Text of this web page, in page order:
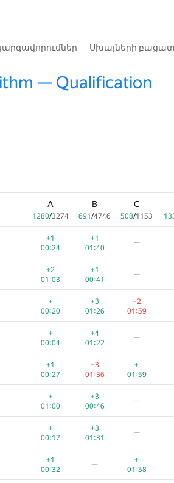
Սխալների
— Qualification
A
1280/3274
B
691/4746
C
508/1153
+1
00:24
+1
01:40
—
+2
01:03
+1
00:41
—
+
00:20
+3
01:26
−2
01:59
+
00:04
+4
01:22
—
+1
00:27
−3
01:36
+
01:59
+
01:00
+3
00:46
—
+
00:17
+3
01:31
—
+1
00:32
—
+
01:58